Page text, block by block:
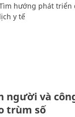
hướng phát triển
lịch y tế
người và
trùm số